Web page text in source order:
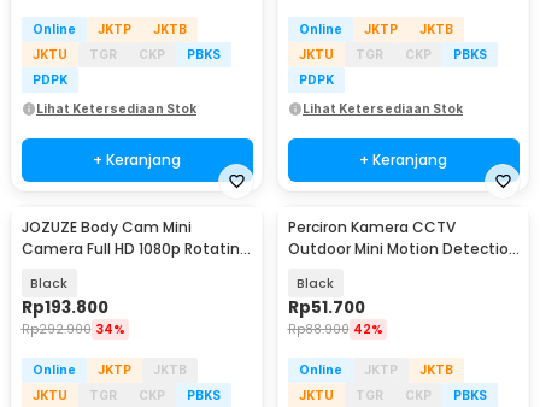
Online JKTP
JKTB
JKTU
TGR CKP
PBKS
PDPK
Lihat Ketersediaan Stok
+ Keranjang
Online JKTP
JKTB
JKTU
TGR CKP
PBKS
PDPK
Lihat Ketersediaan Stok
+ Keranjang
JOZUZE Body Cam Mini
Camera Full HD 1080p Rotating
Black
Rp193.800
Rp292.900 34%
Online JKTP
JKTB
JKTU
TGR CKP
PBKS
Perciron Kamera CCTV
Outdoor Mini Motion Detection
Black
Rp51.700
Rp88.900 42%
Online JKTP
JKTB
JKTU
TGR CKP
PBKS